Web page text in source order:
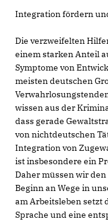
Integration fördern
Die verzweifelten
einem starken Anteil
Symptome von
meisten deutschen
wissen aus der
dass gerade
von nichtdeutschen
Integration von
ist insbesondere ein
Daher müssen wir
Beginn an Wege in
am Arbeitsleben setzt
Sprache und eine